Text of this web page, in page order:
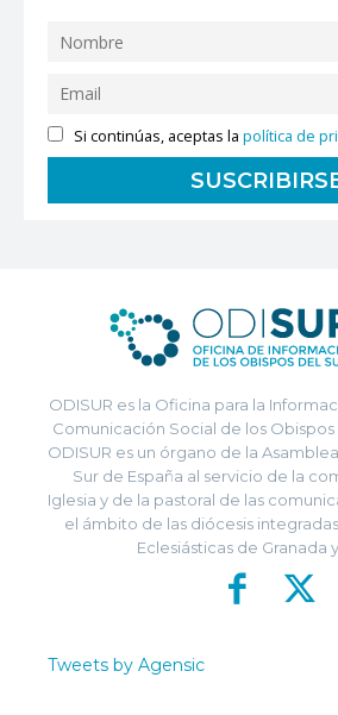
Si continúas, aceptas lapolítica de
ODISUR es la Oficina para la
Comunicación Social de los Obispos
ODISUR es un órgano de la
Sur de España al servicio de la
Iglesia y de la pastoral de las
el ámbito de las diócesis
Eclesiásticas de Granada
Tweets by Agensic